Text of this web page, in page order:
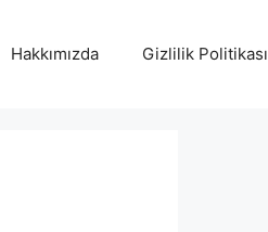
Hakkımızda Gizlilik Politikası